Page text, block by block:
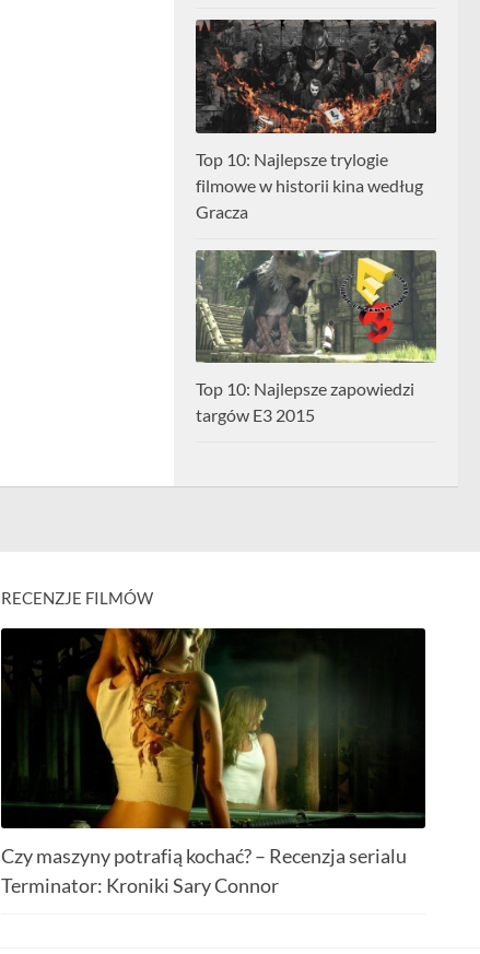
Top 10: Najlepsze trylogie
filmowe w historii kina według
Gracza
Top 10: Najlepsze zapowiedzi
targów E3 2015
RECENZJE FILMÓW
Czy maszyny potrafią kochać? – Recenzja serialu
Terminator: Kroniki Sary Connor